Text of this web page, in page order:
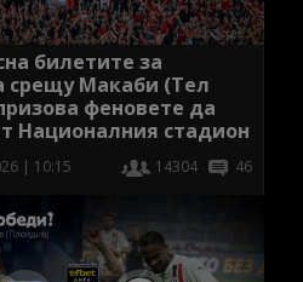
билетите за
срещу Макаби (Тел
феновете да
Националния стадион
| 10:15 14304 46